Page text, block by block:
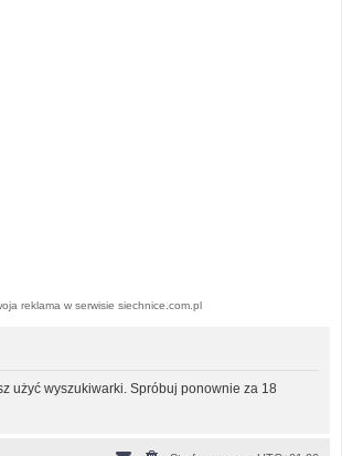
reklama w serwisie siechnice.com.pl
użyć wyszukiwarki. Spróbuj ponownie za 18